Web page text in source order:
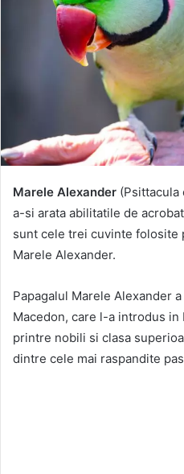
Marele Alexander (Psittacula
a-si arata abilitatile de
sunt cele trei cuvinte folosite
Marele Alexander.
Papagalul Marele Alexander
Macedon, care l-a introdus
printre nobili si clasa
dintre cele mai raspandite